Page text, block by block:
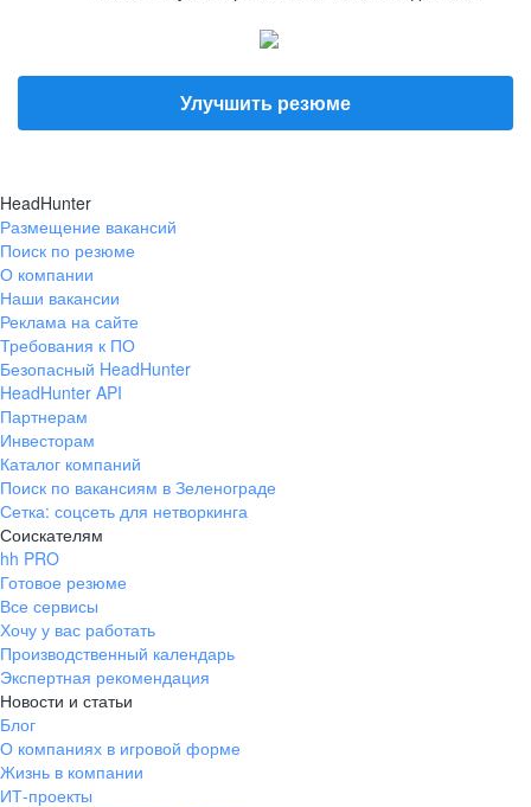
Улучшить резюме
HeadHunter
Размещение вакансий
Поиск по резюме
О компании
Наши вакансии
Реклама на сайте
Требования к ПО
Безопасный HeadHunter
HeadHunter API
Партнерам
Инвесторам
Каталог компаний
Поиск по вакансиям в Зеленограде
Сетка: соцсеть для нетворкинга
Соискателям
hh PRO
Готовое резюме
Все сервисы
Хочу у вас работать
Производственный календарь
Экспертная рекомендация
Новости и статьи
Блог
О компаниях в игровой форме
Жизнь в компании
ИТ-проекты